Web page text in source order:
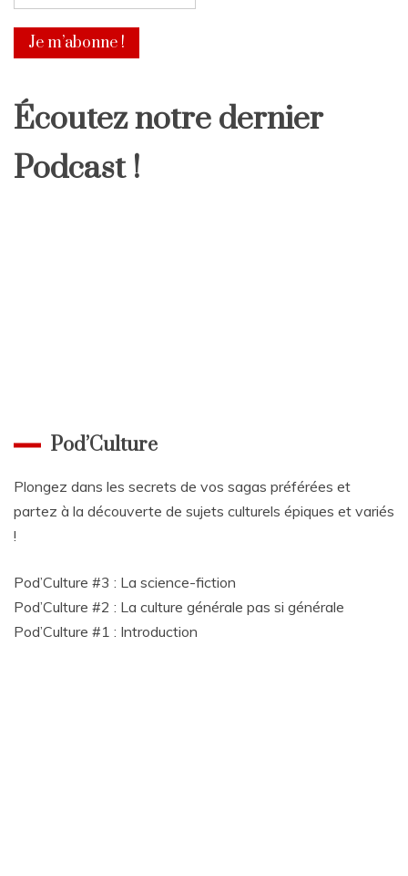
Écoutez notre dernier
Podcast !
Pod’Culture
Plongez dans les secrets de vos sagas préférées et
partez à la découverte de sujets culturels épiques et variés
!
Pod’Culture #3 : La science-fiction
Pod’Culture #2 : La culture générale pas si générale
Pod’Culture #1 : Introduction